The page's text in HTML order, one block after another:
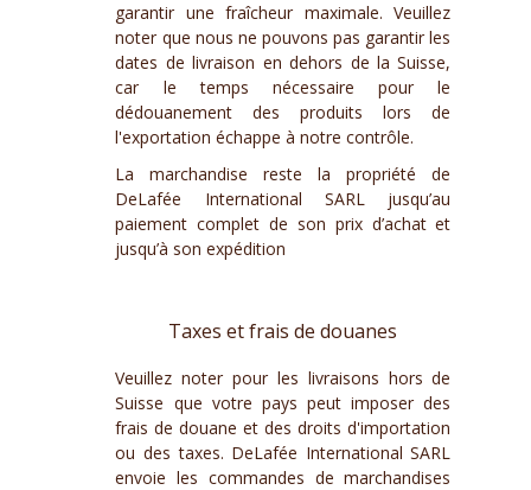
garantir une fraîcheur maximale. Veuillez
noter que nous ne pouvons pas garantir les
dates de livraison en dehors de la Suisse,
car le temps nécessaire pour le
dédouanement des produits lors de
l'exportation échappe à notre contrôle.
La marchandise reste la propriété de
DeLafée International SARL jusqu’au
paiement complet de son prix d’achat et
jusqu’à son expédition
Taxes et frais de douanes
Veuillez noter pour les livraisons hors de
Suisse que votre pays peut imposer des
frais de douane et des droits d'importation
ou des taxes. DeLafée International SARL
envoie les commandes de marchandises